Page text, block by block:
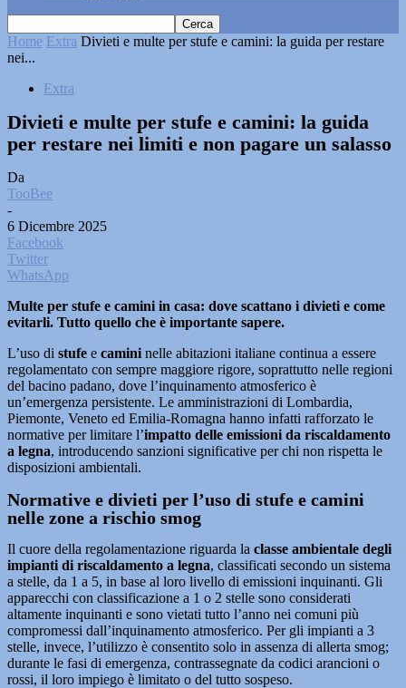
Home Extra Divieti e multe per stufe e camini: la guida per restare
nei...
Extra
Divieti e multe per stufe e camini: la guida
per restare nei limiti e non pagare un salasso
Da
TooBee
-
6 Dicembre 2025
Facebook
Twitter
WhatsApp
Multe per stufe e camini in casa: dove scattano i divieti e come
evitarli. Tutto quello che è importante sapere.
L’uso di stufe e camini nelle abitazioni italiane continua a essere
regolamentato con sempre maggiore rigore, soprattutto nelle regioni
del bacino padano, dove l’inquinamento atmosferico è
un’emergenza persistente. Le amministrazioni di Lombardia,
Piemonte, Veneto ed Emilia-Romagna hanno infatti rafforzato le
normative per limitare l’impatto delle emissioni da riscaldamento
a legna, introducendo sanzioni significative per chi non rispetta le
disposizioni ambientali.
Normative e divieti per l’uso di stufe e camini
nelle zone a rischio smog
Il cuore della regolamentazione riguarda la classe ambientale degli
impianti di riscaldamento a legna, classificati secondo un sistema
a stelle, da 1 a 5, in base al loro livello di emissioni inquinanti. Gli
apparecchi con classificazione a 1 o 2 stelle sono considerati
altamente inquinanti e sono vietati tutto l’anno nei comuni più
compromessi dall’inquinamento atmosferico. Per gli impianti a 3
stelle, invece, l’utilizzo è consentito solo in assenza di allerta smog;
durante le fasi di emergenza, contrassegnate da codici arancioni o
rossi, il loro impiego è limitato o del tutto sospeso.